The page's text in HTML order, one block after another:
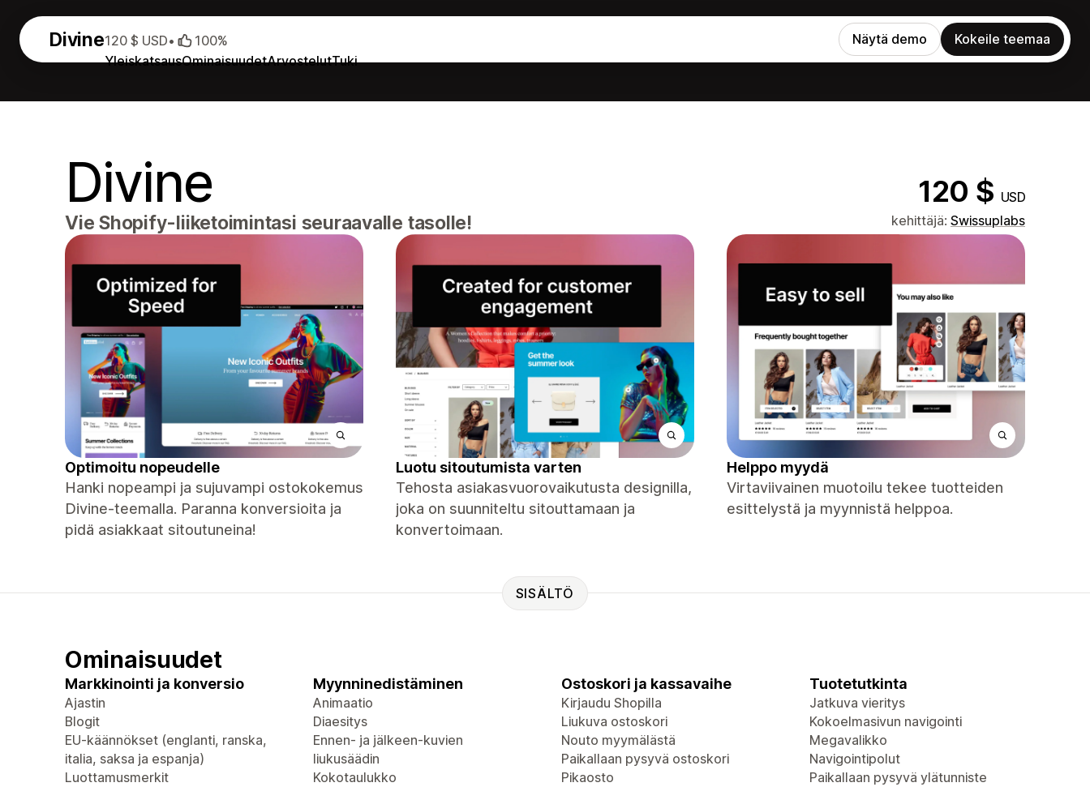
Divine
YleiskatsausOminaisuudetArvostelutTuki
120 $ USD• 100% Näytä demo Kokeile teemaa
Divine 120 $ USD
Vie Shopify-liiketoimintasi seuraavalle tasolle! kehittäjä: Swissuplabs
Optimoitu nopeudelle
Hanki nopeampi ja sujuvampi ostokokemus
Divine-teemalla. Paranna konversioita ja
pidä asiakkaat sitoutuneina!
Luotu sitoutumista varten
Tehosta asiakasvuorovaikutusta designilla,
joka on suunniteltu sitouttamaan ja
konvertoimaan.
Helppo myydä
Virtaviivainen muotoilu tekee tuotteiden
esittelystä ja myynnistä helppoa.
SISÄLTÖ
Ominaisuudet
Markkinointi ja konversio
Ajastin
Blogit
EU-käännökset (englanti, ranska,
italia, saksa ja espanja)
Luottamusmerkit
Myynninedistäminen
Animaatio
Diaesitys
Ennen- ja jälkeen-kuvien
liukusäädin
Kokotaulukko
Ostoskori ja kassavaihe
Kirjaudu Shopilla
Liukuva ostoskori
Nouto myymälästä
Paikallaan pysyvä ostoskori
Pikaosto
Tuotetutkinta
Jatkuva vieritys
Kokoelmasivun navigointi
Megavalikko
Navigointipolut
Paikallaan pysyvä ylätunniste